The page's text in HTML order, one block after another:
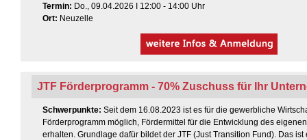
Termin: Do., 09.04.2026 I 12:00 - 14:00 Uhr
Ort: Neuzelle
JTF Förderprogramm - 70% Zuschuss für Ihr
Schwerpunkte: Seit dem 16.08.2023 ist es für die gewerbliche
Förderprogramm möglich, Fördermittel für die Entwicklung des
erhalten. Grundlage dafür bildet der JTF (Just Transition Fund). Das ist